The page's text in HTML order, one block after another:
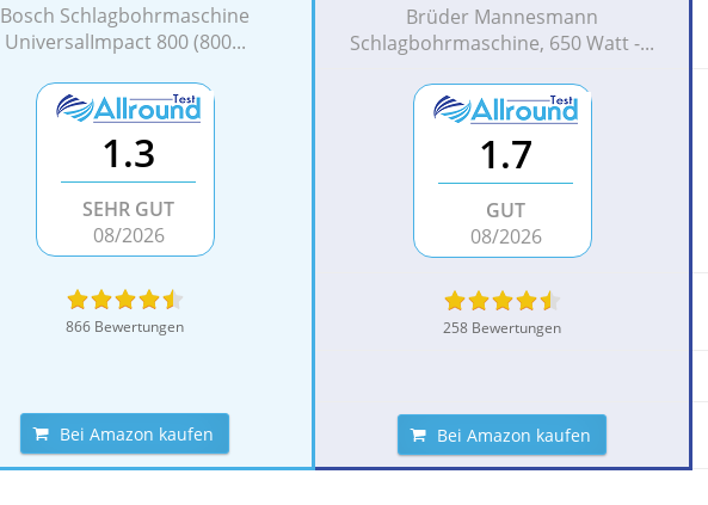
Bosch Schlagbohrmaschine
UniversalImpact 800 (800...
Brüder Mannesmann
Schlagbohrmaschine, 650 Watt -...
1.3
SEHR GUT
08/2026
1.7
GUT
08/2026
866 Bewertungen 258 Bewertungen
Bei Amazon kaufen Bei Amazon kaufen